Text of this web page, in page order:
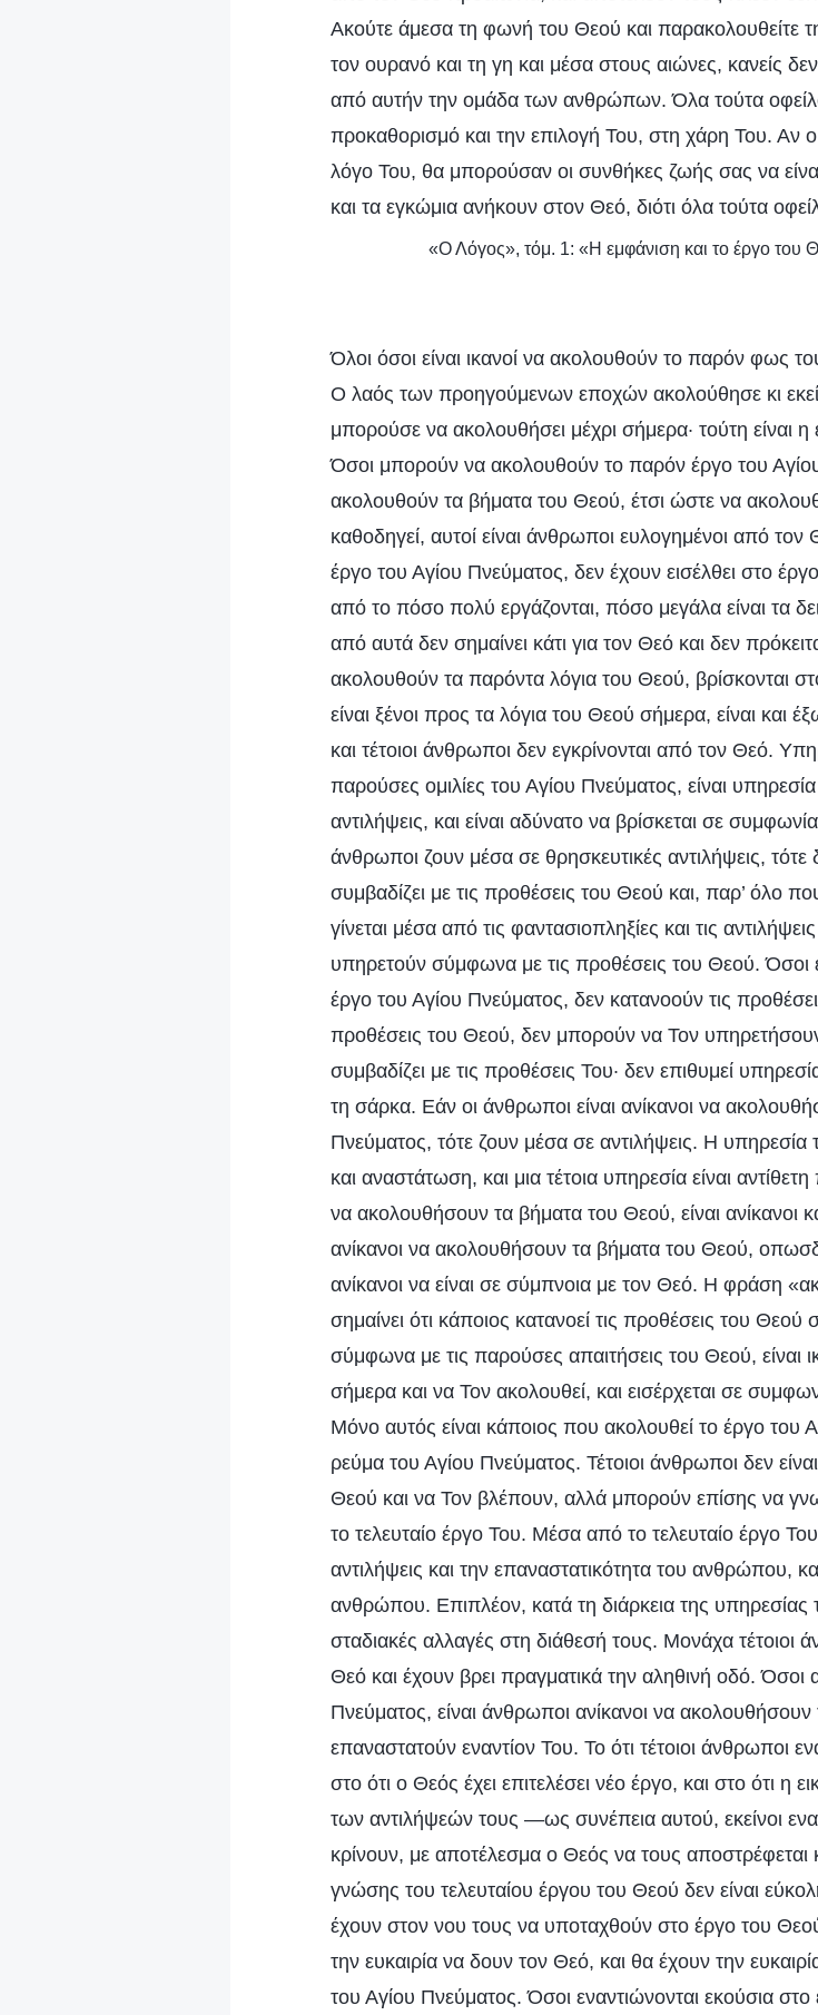
Ακούτε άμεσα τη φωνή του Θεού και παρακολουθείτε
τον ουρανό και τη γη και μέσα στους αιώνες, κανείς
από αυτήν την ομάδα των ανθρώπων. Όλα τούτα
προκαθορισμό και την επιλογή Του, στη χάρη Του. Αν
λόγο Του, θα μπορούσαν οι συνθήκες ζωής σας να
και τα εγκώμια ανήκουν στον Θεό, διότι όλα τούτα
«Ο Λόγος», τόμ. 1: «Η εμφάνιση και το έργο του
Όλοι όσοι είναι ικανοί να ακολουθούν το παρόν φως
Ο λαός των προηγούμενων εποχών ακολούθησε κι
μπορούσε να ακολουθήσει μέχρι σήμερα· τούτη είναι
Όσοι μπορούν να ακολουθούν το παρόν έργο του
ακολουθούν τα βήματα του Θεού, έτσι ώστε να
καθοδηγεί, αυτοί είναι άνθρωποι ευλογημένοι από
έργο του Αγίου Πνεύματος, δεν έχουν εισέλθει στο
από το πόσο πολύ εργάζονται, πόσο μεγάλα είναι τα
από αυτά δεν σημαίνει κάτι για τον Θεό και δεν
ακολουθούν τα παρόντα λόγια του Θεού, βρίσκονται
είναι ξένοι προς τα λόγια του Θεού σήμερα, είναι και
και τέτοιοι άνθρωποι δεν εγκρίνονται από τον Θεό.
παρούσες ομιλίες του Αγίου Πνεύματος, είναι
αντιλήψεις, και είναι αδύνατο να βρίσκεται σε
άνθρωποι ζουν μέσα σε θρησκευτικές αντιλήψεις,
συμβαδίζει με τις προθέσεις του Θεού και, παρ’ όλο
γίνεται μέσα από τις φαντασιοπληξίες και τις
υπηρετούν σύμφωνα με τις προθέσεις του Θεού. Όσοι
έργο του Αγίου Πνεύματος, δεν κατανοούν τις
προθέσεις του Θεού, δεν μπορούν να Τον
συμβαδίζει με τις προθέσεις Του· δεν επιθυμεί
τη σάρκα. Εάν οι άνθρωποι είναι ανίκανοι να
Πνεύματος, τότε ζουν μέσα σε αντιλήψεις. Η
και αναστάτωση, και μια τέτοια υπηρεσία είναι
να ακολουθήσουν τα βήματα του Θεού, είναι ανίκανοι
ανίκανοι να ακολουθήσουν τα βήματα του Θεού,
ανίκανοι να είναι σε σύμπνοια με τον Θεό. Η φράση
σημαίνει ότι κάποιος κατανοεί τις προθέσεις του Θεού
σύμφωνα με τις παρούσες απαιτήσεις του Θεού, είναι
σήμερα και να Toν ακολουθεί, και εισέρχεται σε
Μόνο αυτός είναι κάποιος που ακολουθεί το έργο του
ρεύμα του Αγίου Πνεύματος. Τέτοιοι άνθρωποι δεν
Θεού και να Τον βλέπουν, αλλά μπορούν επίσης να
το τελευταίο έργο Του. Μέσα από το τελευταίο έργο
αντιλήψεις και την επαναστατικότητα του ανθρώπου,
ανθρώπου. Επιπλέον, κατά τη διάρκεια της υπηρεσίας
σταδιακές αλλαγές στη διάθεσή τους. Μονάχα τέτοιοι
Θεό και έχουν βρει πραγματικά την αληθινή οδό. Όσοι
Πνεύματος, είναι άνθρωποι ανίκανοι να
επαναστατούν εναντίον Του. Το ότι τέτοιοι άνθρωποι
στο ότι ο Θεός έχει επιτελέσει νέο έργο, και στο ότι η
των αντιλήψεών τους —ως συνέπεια αυτού, εκείνοι
κρίνουν, με αποτέλεσμα ο Θεός να τους αποστρέφεται
γνώσης του τελευταίου έργου του Θεού δεν είναι
έχουν στον νου τους να υποταχθούν στο έργο του
την ευκαιρία να δουν τον Θεό, και θα έχουν την
του Αγίου Πνεύματος. Όσοι εναντιώνονται εκούσια